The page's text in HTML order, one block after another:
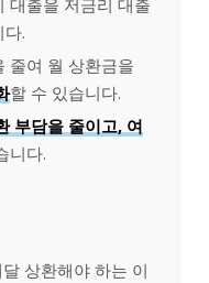
.
줄여 월 상환금을
할 수 있습니다.
부담을 줄이고, 여
니다.
상환해야 하는 이